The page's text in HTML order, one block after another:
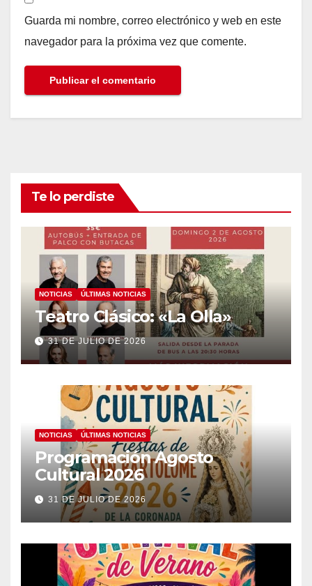
Guarda mi nombre, correo electrónico y web en este
navegador para la próxima vez que comente.
Te lo perdiste
NOTICIAS ÚLTIMAS NOTICIAS
Teatro Clásico: «La Olla»
31 DE JULIO DE 2026
NOTICIAS ÚLTIMAS NOTICIAS
Programación Agosto
Cultural 2026
31 DE JULIO DE 2026